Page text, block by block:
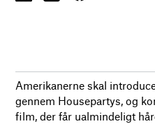
Amerikanerne skal
gennem Housepartys, og
film, der får ualmindeligt